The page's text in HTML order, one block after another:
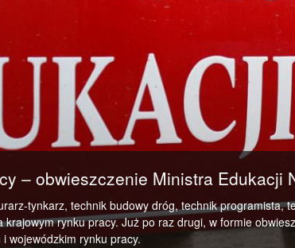
– obwieszczenie Ministra Edukacji
tynkarz, technik budowy dróg, technik
rynku pracy. Już po raz drugi, w formie
wojewódzkim rynku pracy.